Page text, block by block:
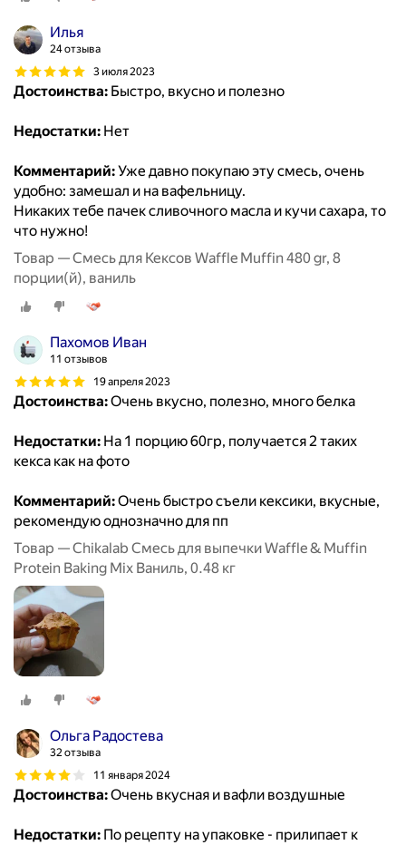
Илья
24 отзыва
3 июля 2023
Достоинства: Быстро, вкусно и полезно
Недостатки: Нет
Комментарий:Уже давно покупаю эту смесь, очень
удобно: замешал и на вафельницу.
Никаких тебе пачек сливочного масла и кучи сахара, то
что нужно!
Товар — Смесь для Кексов Waffle Muffin 480 gr, 8
порции(й), ваниль
Пахомов Иван
11 отзывов
19 апреля 2023
Достоинства:Очень вкусно, полезно, много белка
Недостатки: На 1 порцию 60гр, получается 2 таких
кекса как на фото
Комментарий:Очень быстро съели кексики, вкусные,
рекомендую однозначно для пп
Товар — Chikalab Смесь для выпечки Waffle & Muffin
Protein Baking Mix Ваниль, 0.48 кг
Ольга Радостева
32 отзыва
11 января 2024
Достоинства:Очень вкусная и вафли воздушные
Недостатки: По рецепту на упаковке - прилипает к